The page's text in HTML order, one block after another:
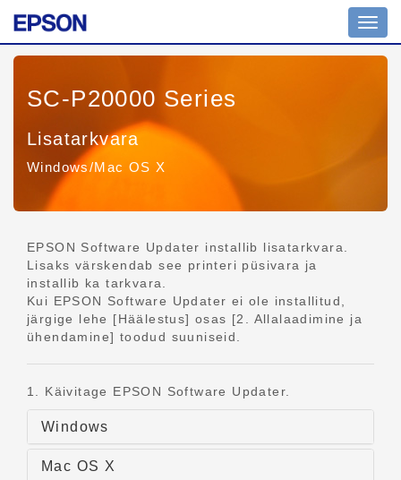
SC-P20000 Series
Lisatarkvara
Windows/Mac OS X
EPSON Software Updater installib lisatarkvara.
Lisaks värskendab see printeri püsivara ja
installib ka tarkvara.
Kui EPSON Software Updater ei ole installitud,
järgige lehe [Häälestus] osas [2. Allalaadimine ja
ühendamine] toodud suuniseid.
1. Käivitage EPSON Software Updater.
Windows
Mac OS X